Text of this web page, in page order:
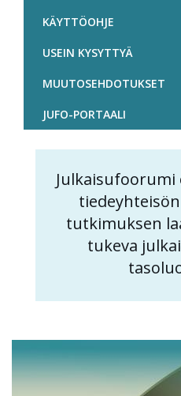
KÄYTTÖOHJE
USEIN KYSYTTYÄ
MUUTOSEHDOTUKSET
JUFO-PORTAALI
Content
markup
Julkaisufoorumi
tutkimuksen
tukeva